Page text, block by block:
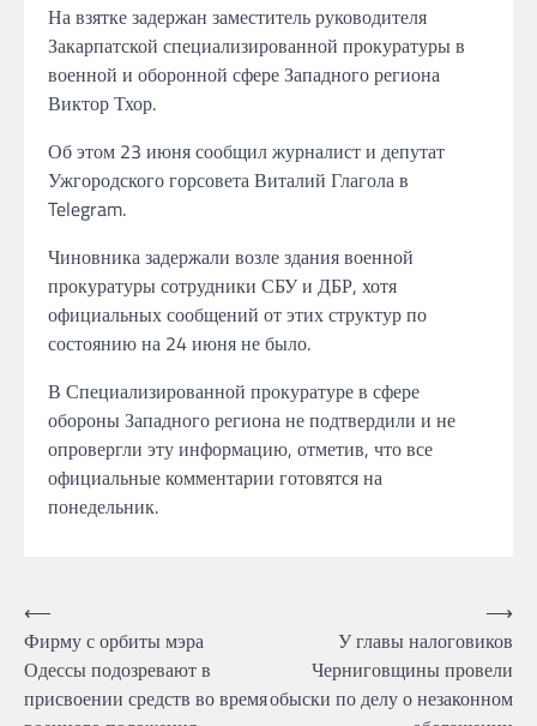
На взятке задержан заместитель руководителя
Закарпатской специализированной прокуратуры в
военной и оборонной сфере Западного региона
Виктор Тхор.
Об этом 23 июня сообщил журналист и депутат
Ужгородского горсовета Виталий Глагола в
Telegram.
Чиновника задержали возле здания военной
прокуратуры сотрудники СБУ и ДБР, хотя
официальных сообщений от этих структур по
состоянию на 24 июня не было.
В Специализированной прокуратуре в сфере
обороны Западного региона не подтвердили и не
опровергли эту информацию, отметив, что все
официальные комментарии готовятся на
понедельник.
Навігація
записів
⟵
Фирму с орбиты мэра
Одессы подозревают в
присвоении средств во время
У главы налоговиков
Черниговщины провели
обыски по делу о незаконном
⟶